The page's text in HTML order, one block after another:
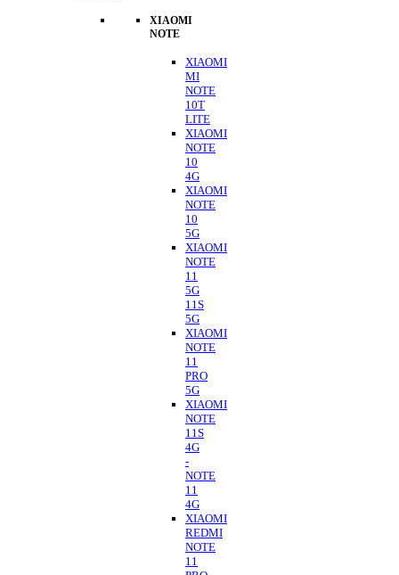
XIAOMI
NOTE
XIAOMI
MI
NOTE
10T
LITE
XIAOMI
NOTE
10
4G
XIAOMI
NOTE
10
5G
XIAOMI
NOTE
11
5G
11S
5G
XIAOMI
NOTE
11
PRO
5G
XIAOMI
NOTE
11S
4G
-
NOTE
11
4G
XIAOMI
REDMI
NOTE
11